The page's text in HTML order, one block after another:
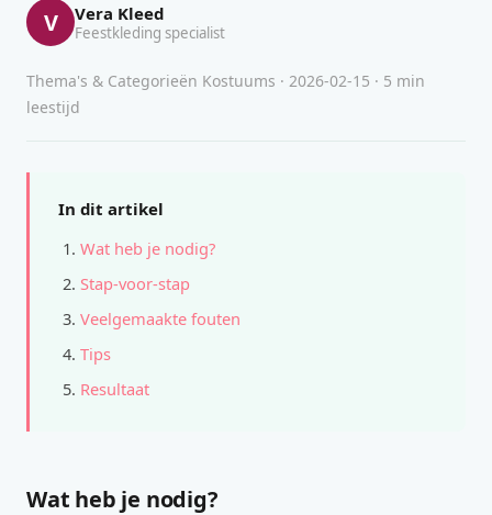
V Vera Kleed
Feestkleding specialist
Thema's & Categorieën Kostuums · 2026-02-15 · 5 min
leestijd
In dit artikel
Wat heb je nodig?
Stap-voor-stap
Veelgemaakte fouten
Tips
Resultaat
Wat heb je nodig?